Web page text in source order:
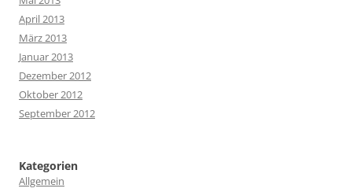
April 2013
März 2013
Januar 2013
Dezember 2012
Oktober 2012
September 2012
Kategorien
Allgemein